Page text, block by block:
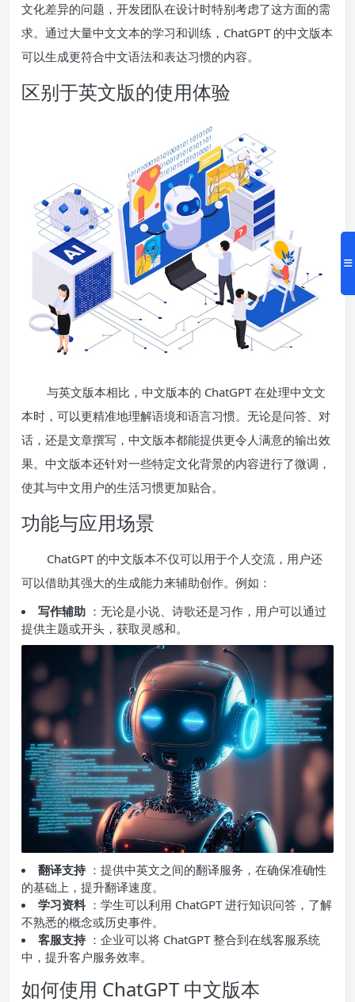
文化差异的问题，开发团队在设计时特别考虑了这方面的需
求。通过大量中文文本的学习和训练，ChatGPT 的中文版本
可以生成更符合中文语法和表达习惯的内容。
区别于英文版的使用体验
与英文版本相比，中文版本的 ChatGPT 在处理中文文
本时，可以更精准地理解语境和语言习惯。无论是问答、对
话，还是文章撰写，中文版本都能提供更令人满意的输出效
果。中文版本还针对一些特定文化背景的内容进行了微调，
使其与中文用户的生活习惯更加贴合。
功能与应用场景
ChatGPT 的中文版本不仅可以用于个人交流，用户还
可以借助其强大的生成能力来辅助创作。例如：
写作辅助 ：无论是小说、诗歌还是习作，用户可以通过
提供主题或开头，获取灵感和。
翻译支持 ：提供中英文之间的翻译服务，在确保准确性
的基础上，提升翻译速度。
学习资料 ：学生可以利用 ChatGPT 进行知识问答，了解
不熟悉的概念或历史事件。
客服支持 ：企业可以将 ChatGPT 整合到在线客服系统
中，提升客户服务效率。
如何使用 ChatGPT 中文版本